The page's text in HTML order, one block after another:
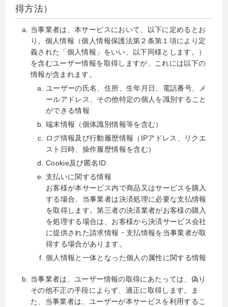
得方法）
当事業者は、本サービスにおいて、以下に定めるとお
り、個人情報（個人情報保護法第２条第１項により定
義された「個人情報」をいい、以下同様とします。）
を含むユーザー情報を取得しますが、これには以下の
情報が含まれます。
ユーザーの氏名、住所、生年月日、電話番号、メ
ールアドレス、その他特定の個人を識別すること
ができる情報
端末情報（個体識別情報等を含む）
ログ情報及び行動履歴情報（IPアドレス、リクエ
スト日時、操作履歴情報を含む）
Cookie及び匿名ID
支払いに関する情報
お客様が本サービス内で商品又はサービスを購入
する場合、当事業者は決済処理に必要な支払情報
を取得します。第三者の決済業者がお客様の購入
を処理する場合は、お客様から決済サービス会社
に提供された請求情報・支払情報を当事業者が取
得する場合があります。
個人情報と一体となった個人の属性に関する情報
当事業者は、ユーザー情報の取得にあたっては、偽り
その他不正の手段によらず、適正に取得します。ま
た、当事業者は、ユーザーが本サービスを利用するこ